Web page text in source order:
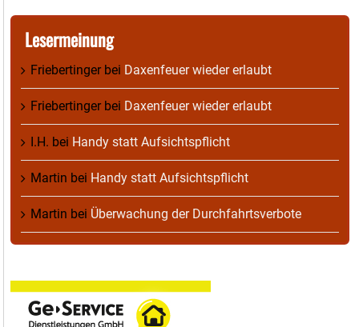
Lesermeinung
Friebertingerbei Daxenfeuer wieder erlaubt
Friebertingerbei Daxenfeuer wieder erlaubt
I.H. bei Handy statt Aufsichtspflicht
Martin bei Handy statt Aufsichtspflicht
Martin bei Überwachung der Durchfahrtsverbote